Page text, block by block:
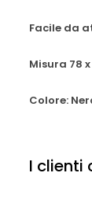
Facile da
Misura 78
Colore:
I clienti